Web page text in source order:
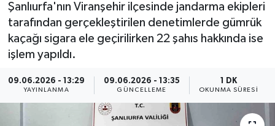
Şanlıurfa'nın Viranşehir ilçesinde jandarma ekipleri
tarafından gerçekleştirilen denetimlerde gümrük
kaçağı sigara ele geçirilirken 22 şahıs hakkında ise
işlem yapıldı.
09.06.2026 - 13:29
YAYINLANMA
09.06.2026 - 13:35
GÜNCELLEME
1 DK
OKUNMA SÜRESI
Advertising news
Canlı Maç
Son Dakika Haberleri
Haber Arşivi